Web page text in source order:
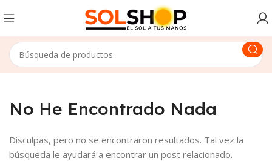
No He Encontrado Nada
Disculpas, pero no se encontraron resultados. Tal vez la
búsqueda le ayudará a encontrar un post relacionado.